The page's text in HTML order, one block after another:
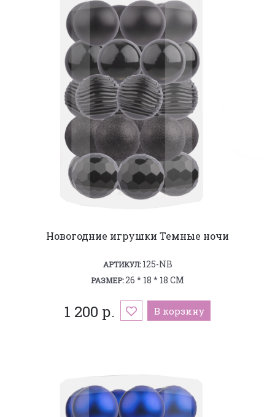
Новогодние игрушки Темные ночи
АРТИКУЛ:125-NB
РАЗМЕР:26 * 18 * 18 СМ
1 200 р. В корзину